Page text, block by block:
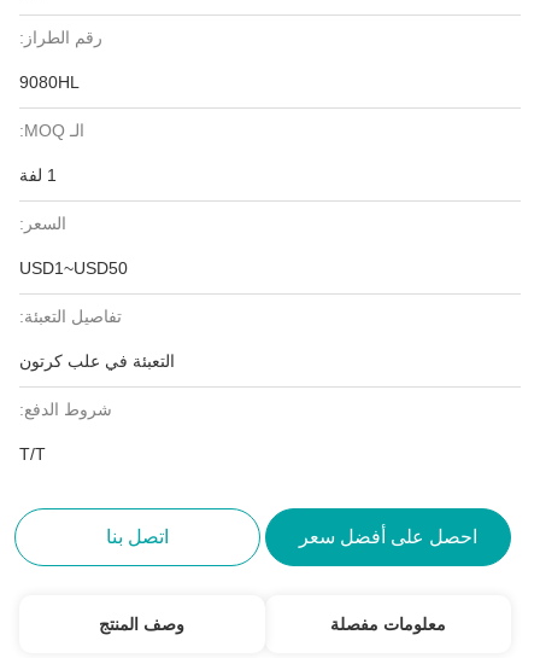
رقم الطراز:
9080HL
الـ MOQ:
1 لفة
السعر:
USD1~USD50
تفاصيل التعبئة:
التعبئة في علب كرتون
شروط الدفع:
T/T
احصل على أفضل سعر اتصل بنا
معلومات مفصلة وصف المنتج